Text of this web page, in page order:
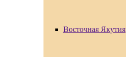
Восточная Якутия